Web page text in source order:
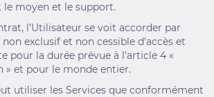
le moyen et le support.
l’Utilisateur se voit accorder par
exclusif et non cessible d’accès et
pour la durée prévue à l’article 4 «
» et pour le monde entier.
utiliser les Services que conformément